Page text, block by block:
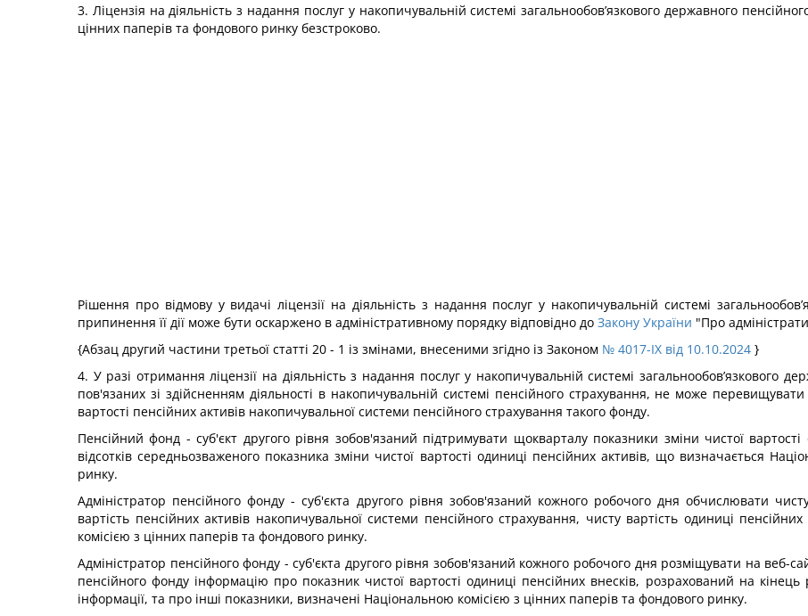
3. Ліцензія на діяльність з надання послуг у накопичувальній системі загальнообов’язкового державного
цінних паперів та фондового ринку безстроково.
Рішення про відмову у видачі ліцензії на діяльність з надання послуг у накопичувальній системі
припинення її дії може бути оскаржено в адміністративному порядку відповідно до Закону України "Про
{Абзац другий частини третьої статті 20 - 1 із змінами, внесеними згідно із Законом № 4017-IX від 10.10.2024 }
4. У разі отримання ліцензії на діяльність з надання послуг у накопичувальній системі загальнообов’язкового
пов'язаних зі здійсненням діяльності в накопичувальній системі пенсійного страхування, не може
вартості пенсійних активів накопичувальної системи пенсійного страхування такого фонду.
Пенсійний фонд - суб'єкт другого рівня зобов'язаний підтримувати щокварталу показники зміни чистої
відсотків середньозваженого показника зміни чистої вартості одиниці пенсійних активів, що визначається
ринку.
Адміністратор пенсійного фонду - суб'єкта другого рівня зобов'язаний кожного робочого дня обчислювати
вартість пенсійних активів накопичувальної системи пенсійного страхування, чисту вартість одиниці
комісією з цінних паперів та фондового ринку.
Адміністратор пенсійного фонду - суб'єкта другого рівня зобов'язаний кожного робочого дня розміщувати на веб-
пенсійного фонду інформацію про показник чистої вартості одиниці пенсійних внесків, розрахований на
інформації, та про інші показники, визначені Національною комісією з цінних паперів та фондового ринку.